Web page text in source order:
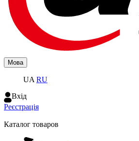
Мова
UA RU
Вхiд
Реєстрація
Каталог товаров